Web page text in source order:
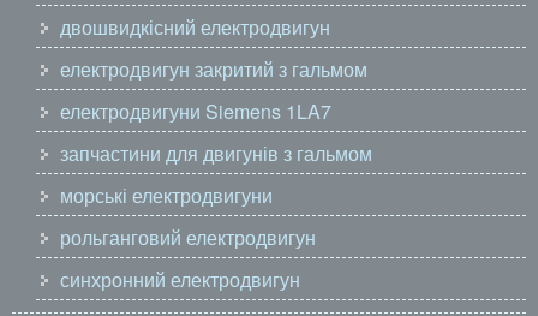
двошвидкісний електродвигун
електродвигун закритий з гальмом
електродвигуни Siemens 1LA7
запчастини для двигунів з гальмом
морські електродвигуни
рольганговий електродвигун
синхронний електродвигун